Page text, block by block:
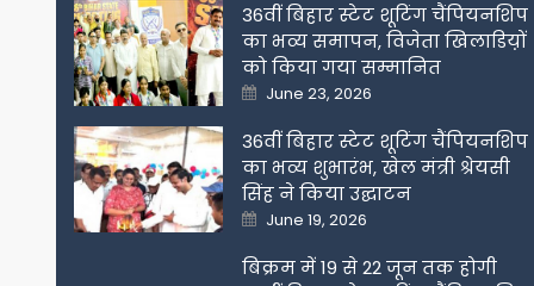
36वीं बिहार स्टेट शूटिंग चैंपियनशिप
का भव्य समापन, विजेता खिलाडिय़ों
को किया गया सम्मानित
Posted
on
June 23, 2026
36वीं बिहार स्टेट शूटिंग चैंपियनशिप
का भव्य शुभारंभ, खेल मंत्री श्रेयसी
सिंह ने किया उद्घाटन
Posted
on
June 19, 2026
बिक्रम में 19 से 22 जून तक होगी